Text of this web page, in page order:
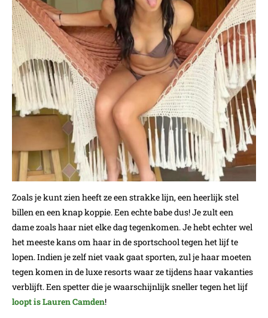
Zoals je kunt zien heeft ze een strakke lijn, een heerlijk stel
billen en een knap koppie. Een echte babe dus! Je zult een
dame zoals haar niet elke dag tegenkomen. Je hebt echter wel
het meeste kans om haar in de sportschool tegen het lijf te
lopen. Indien je zelf niet vaak gaat sporten, zul je haar moeten
tegen komen in de luxe resorts waar ze tijdens haar vakanties
verblijft. Een spetter die je waarschijnlijk sneller tegen het lijf
loopt is Lauren Camden!